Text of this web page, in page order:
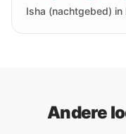
Isha (nachtgebed)
Andere